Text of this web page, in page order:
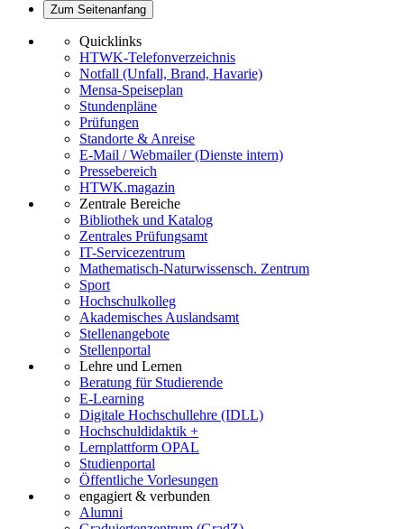
Zum Seitenanfang
Quicklinks
HTWK-Telefonverzeichnis
Notfall (Unfall, Brand, Havarie)
Mensa-Speiseplan
Stundenpläne
Prüfungen
Standorte & Anreise
E-Mail / Webmailer (Dienste intern)
Pressebereich
HTWK.magazin
Zentrale Bereiche
Bibliothek und Katalog
Zentrales Prüfungsamt
IT-Servicezentrum
Mathematisch-Naturwissensch. Zentrum
Sport
Hochschulkolleg
Akademisches Auslandsamt
Stellenangebote
Stellenportal
Lehre und Lernen
Beratung für Studierende
E-Learning
Digitale Hochschullehre (IDLL)
Hochschuldidaktik +
Lernplattform OPAL
Studienportal
Öffentliche Vorlesungen
engagiert & verbunden
Alumni